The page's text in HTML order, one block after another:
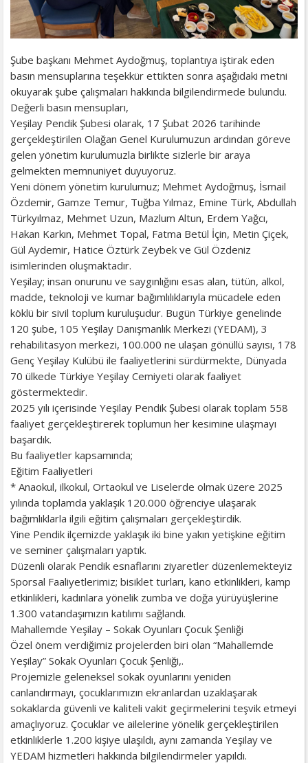
Şube başkanı Mehmet Aydoğmuş, toplantıya iştirak eden
basın mensuplarına teşekkür ettikten sonra aşağıdaki metni
okuyarak şube çalışmaları hakkında bilgilendirmede bulundu.
Değerli basın mensupları,
Yeşilay Pendik Şubesi olarak, 17 Şubat 2026 tarihinde
gerçekleştirilen Olağan Genel Kurulumuzun ardından göreve
gelen yönetim kurulumuzla birlikte sizlerle bir araya
gelmekten memnuniyet duyuyoruz.
Yeni dönem yönetim kurulumuz; Mehmet Aydoğmuş, İsmail
Özdemir, Gamze Temur, Tuğba Yılmaz, Emine Türk, Abdullah
Türkyılmaz, Mehmet Uzun, Mazlum Altun, Erdem Yağcı,
Hakan Karkın, Mehmet Topal, Fatma Betül İçin, Metin Çiçek,
Gül Aydemir, Hatice Öztürk Zeybek ve Gül Özdeniz
isimlerinden oluşmaktadır.
Yeşilay; insan onurunu ve saygınlığını esas alan, tütün, alkol,
madde, teknoloji ve kumar bağımlılıklarıyla mücadele eden
köklü bir sivil toplum kuruluşudur. Bugün Türkiye genelinde
120 şube, 105 Yeşilay Danışmanlık Merkezi (YEDAM), 3
rehabilitasyon merkezi, 100.000 ne ulaşan gönüllü sayısı, 178
Genç Yeşilay Kulübü ile faaliyetlerini sürdürmekte, Dünyada
70 ülkede Türkiye Yeşilay Cemiyeti olarak faaliyet
göstermektedir.
2025 yılı içerisinde Yeşilay Pendik Şubesi olarak toplam 558
faaliyet gerçekleştirerek toplumun her kesimine ulaşmayı
başardık.
Bu faaliyetler kapsamında;
Eğitim Faaliyetleri
* Anaokul, ilkokul, Ortaokul ve Liselerde olmak üzere 2025
yılında toplamda yaklaşık 120.000 öğrenciye ulaşarak
bağımlıklarla ilgili eğitim çalışmaları gerçekleştirdik.
Yine Pendik ilçemizde yaklaşık iki bine yakın yetişkine eğitim
ve seminer çalışmaları yaptık.
Düzenli olarak Pendik esnaflarını ziyaretler düzenlemekteyiz
Sporsal Faaliyetlerimiz; bisiklet turları, kano etkinlikleri, kamp
etkinlikleri, kadınlara yönelik zumba ve doğa yürüyüşlerine
1.300 vatandaşımızın katılımı sağlandı.
Mahallemde Yeşilay – Sokak Oyunları Çocuk Şenliği
Özel önem verdiğimiz projelerden biri olan “Mahallemde
Yeşilay” Sokak Oyunları Çocuk Şenliği,.
Projemizle geleneksel sokak oyunlarını yeniden
canlandırmayı, çocuklarımızın ekranlardan uzaklaşarak
sokaklarda güvenli ve kaliteli vakit geçirmelerini teşvik etmeyi
amaçlıyoruz. Çocuklar ve ailelerine yönelik gerçekleştirilen
etkinliklerle 1.200 kişiye ulaşıldı, aynı zamanda Yeşilay ve
YEDAM hizmetleri hakkında bilgilendirmeler yapıldı.